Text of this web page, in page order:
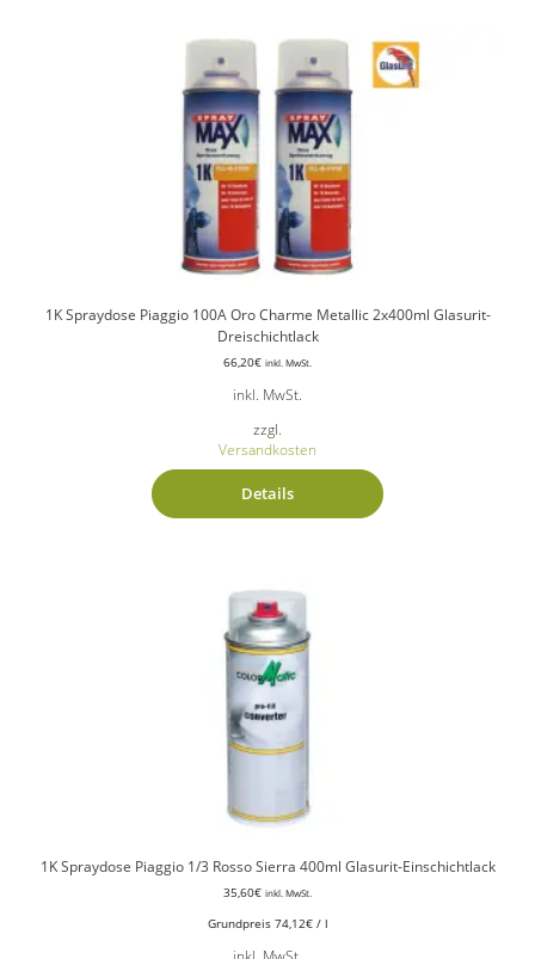
1K Spraydose Piaggio 100A Oro Charme Metallic 2x400ml Glasurit-
Dreischichtlack
66,20€ inkl. MwSt.
inkl. MwSt.
zzgl.
Versandkosten
Details
1K Spraydose Piaggio 1/3 Rosso Sierra 400ml Glasurit-Einschichtlack
35,60€ inkl. MwSt.
Grundpreis 74,12€/ l